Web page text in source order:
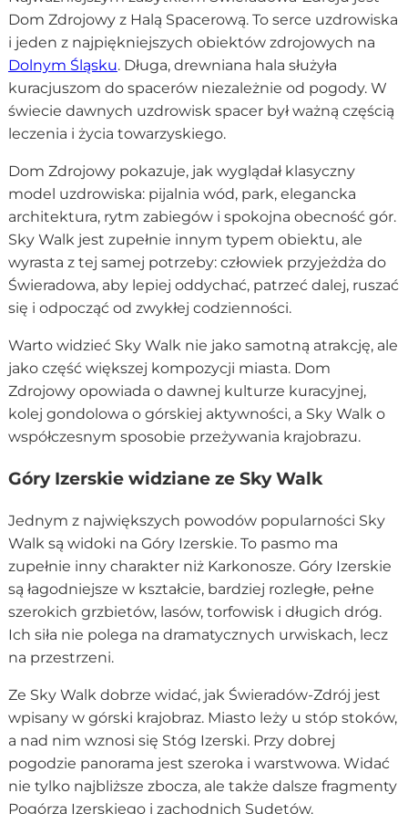
Dom Zdrojowy z Halą Spacerową. To serce uzdrowiska
i jeden z najpiękniejszych obiektów zdrojowych na
Dolnym Śląsku. Długa, drewniana hala służyła
kuracjuszom do spacerów niezależnie od pogody. W
świecie dawnych uzdrowisk spacer był ważną częścią
leczenia i życia towarzyskiego.
Dom Zdrojowy pokazuje, jak wyglądał klasyczny
model uzdrowiska: pijalnia wód, park, elegancka
architektura, rytm zabiegów i spokojna obecność gór.
Sky Walk jest zupełnie innym typem obiektu, ale
wyrasta z tej samej potrzeby: człowiek przyjeżdża do
Świeradowa, aby lepiej oddychać, patrzeć dalej, ruszać
się i odpocząć od zwykłej codzienności.
Warto widzieć Sky Walk nie jako samotną atrakcję, ale
jako część większej kompozycji miasta. Dom
Zdrojowy opowiada o dawnej kulturze kuracyjnej,
kolej gondolowa o górskiej aktywności, a Sky Walk o
współczesnym sposobie przeżywania krajobrazu.
Góry Izerskie widziane ze Sky Walk
Jednym z największych powodów popularności Sky
Walk są widoki na Góry Izerskie. To pasmo ma
zupełnie inny charakter niż Karkonosze. Góry Izerskie
są łagodniejsze w kształcie, bardziej rozległe, pełne
szerokich grzbietów, lasów, torfowisk i długich dróg.
Ich siła nie polega na dramatycznych urwiskach, lecz
na przestrzeni.
Ze Sky Walk dobrze widać, jak Świeradów-Zdrój jest
wpisany w górski krajobraz. Miasto leży u stóp stoków,
a nad nim wznosi się Stóg Izerski. Przy dobrej
pogodzie panorama jest szeroka i warstwowa. Widać
nie tylko najbliższe zbocza, ale także dalsze fragmenty
Pogórza Izerskiego i zachodnich Sudetów.